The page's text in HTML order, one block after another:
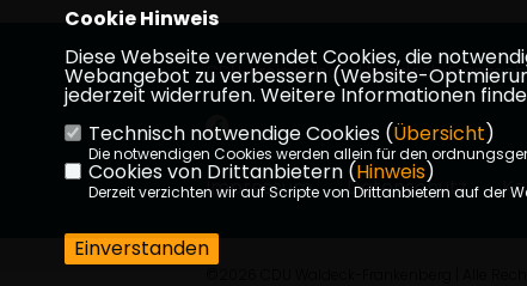
CDU-Kreisverband Waldeck-
Impressum Datenschutz
Cookie Hinweis
Diese Webseite verwendet Cookies, die
Webangebot zu verbessern (Website-
jederzeit widerrufen. Weitere Informationen
Technisch notwendige Cookies (Übersicht)
Die notwendigen Cookies werden allein für den
Cookies von Drittanbietern (Hinweis)
Derzeit verzichten wir auf Scripte von Drittanbietern auf der
Einverstanden